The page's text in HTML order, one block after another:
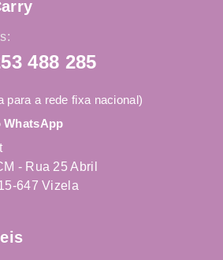
488 285
para a rede fixa nacional)
WhatsApp
- Rua 25 Abril
647 Vizela